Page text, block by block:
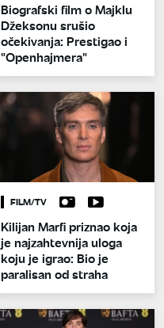
Biografski film o Majklu
Džeksonu srušio
očekivanja: Prestigao i
"Openhajmera"
FILM/TV
Kilijan Marfi priznao koja
je najzahtevnija uloga
koju je igrao: Bio je
paralisan od straha